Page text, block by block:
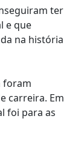
ter
e que
na história
foram
carreira. Em
foi para as